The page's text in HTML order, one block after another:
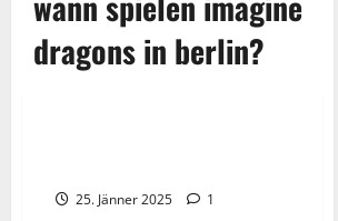
dragons in berlin?
25. Jänner 2025 1